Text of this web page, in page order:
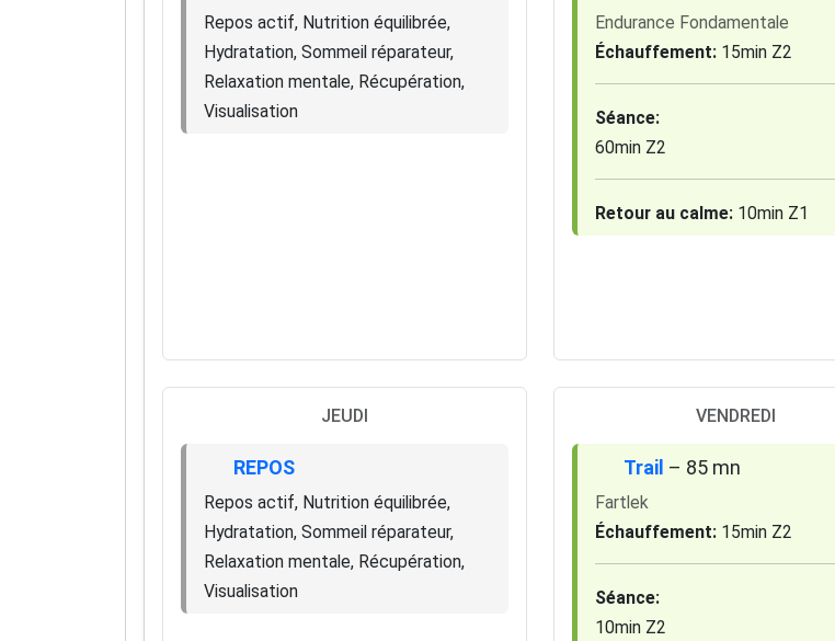
Repos actif, Nutrition équilibrée,
Hydratation, Sommeil réparateur,
Relaxation mentale, Récupération,
Visualisation
Endurance Fondamentale
Échauffement: 15min Z2
Séance:
60min Z2
Retour au calme: 10min Z1
JEUDI
REPOS
Repos actif, Nutrition équilibrée,
Hydratation, Sommeil réparateur,
Relaxation mentale, Récupération,
Visualisation
VENDREDI
Trail – 85 mn
Fartlek
Échauffement: 15min Z2
Séance:
10min Z2